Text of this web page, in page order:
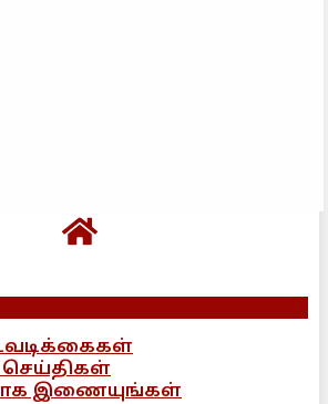
செய்திகள்
இணையுங்கள்